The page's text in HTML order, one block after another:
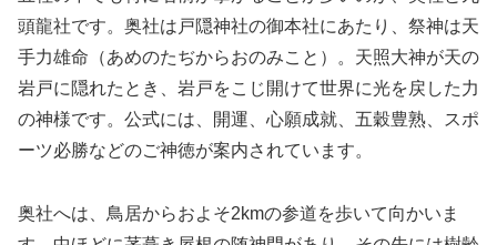
頭龍社です。奥社は戸隠神社の御本社にあたり、祭神は天
手力雄命（あめのたぢからおのみこと）。天照大神が天の
岩戸に隠れたとき、岩戸をこじ開けて世界に光を戻した力
の神様です。公式には、開運、心願成就、五穀豊熟、スポ
ーツ必勝などのご神徳が案内されています。
奥社へは、鳥居からおよそ2kmの参道を歩いて向かいま